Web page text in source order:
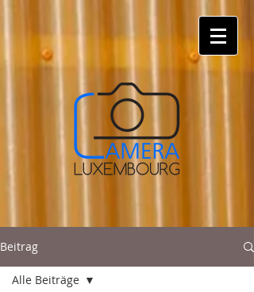
Beitrag
Alle Beiträge